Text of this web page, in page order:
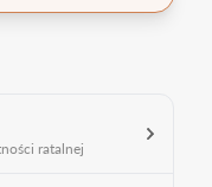
ratalnej